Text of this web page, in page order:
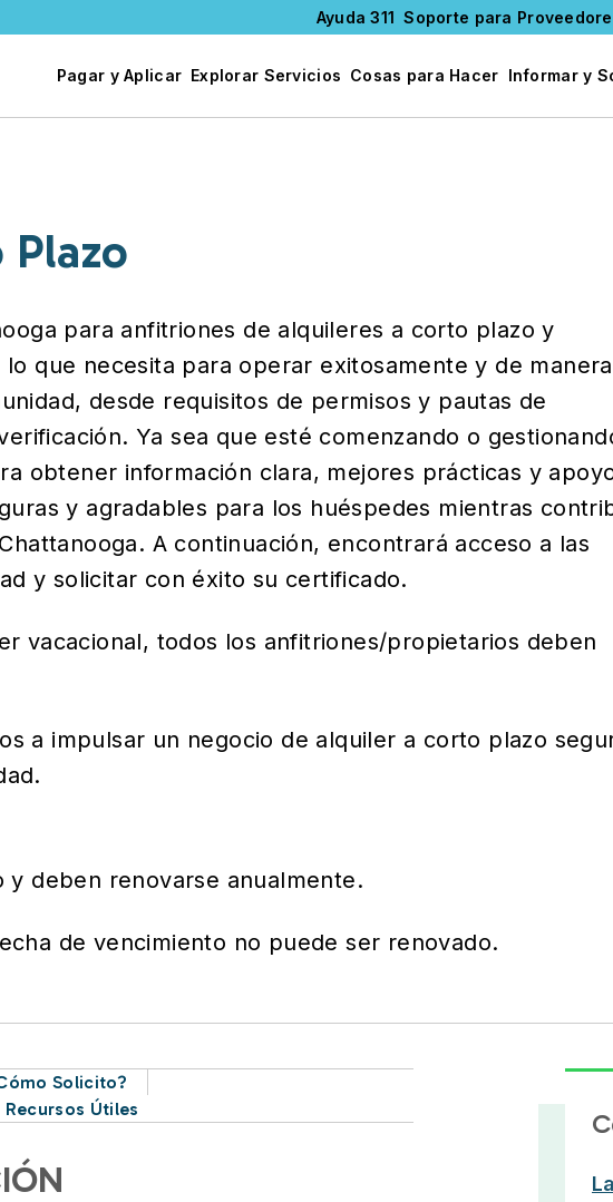
Ayuda 311 Soporte para
Pagar y Aplicar Explorar Servicios Cosas para Hacer Informar y
para anfitriones de alquileres a corto plazo y
que necesita para operar exitosamente y de manera
desde requisitos de permisos y pautas de
Ya sea que esté comenzando o
obtener información clara, mejores prácticas y
y agradables para los huéspedes mientras
A continuación, encontrará acceso a las
y solicitar con éxito su certificado.
vacacional, todos los anfitriones/propietarios deben
a impulsar un negocio de alquiler a corto plazo
y deben renovarse anualmente.
de vencimiento no puede ser renovado.
Solicito?
Recursos Útiles